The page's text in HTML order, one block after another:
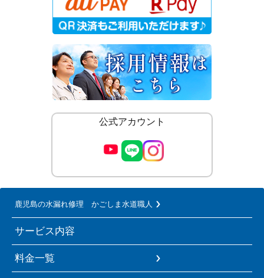
公式アカウント
鹿児島の水漏れ修理 かごしま水道職人
サービス内容
料金一覧